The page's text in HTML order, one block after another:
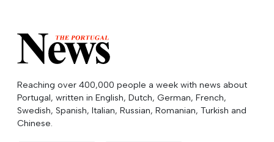
Reaching over 400,000 people a week with news about
Portugal, written in English, Dutch, German, French,
Swedish, Spanish, Italian, Russian, Romanian, Turkish and
Chinese.